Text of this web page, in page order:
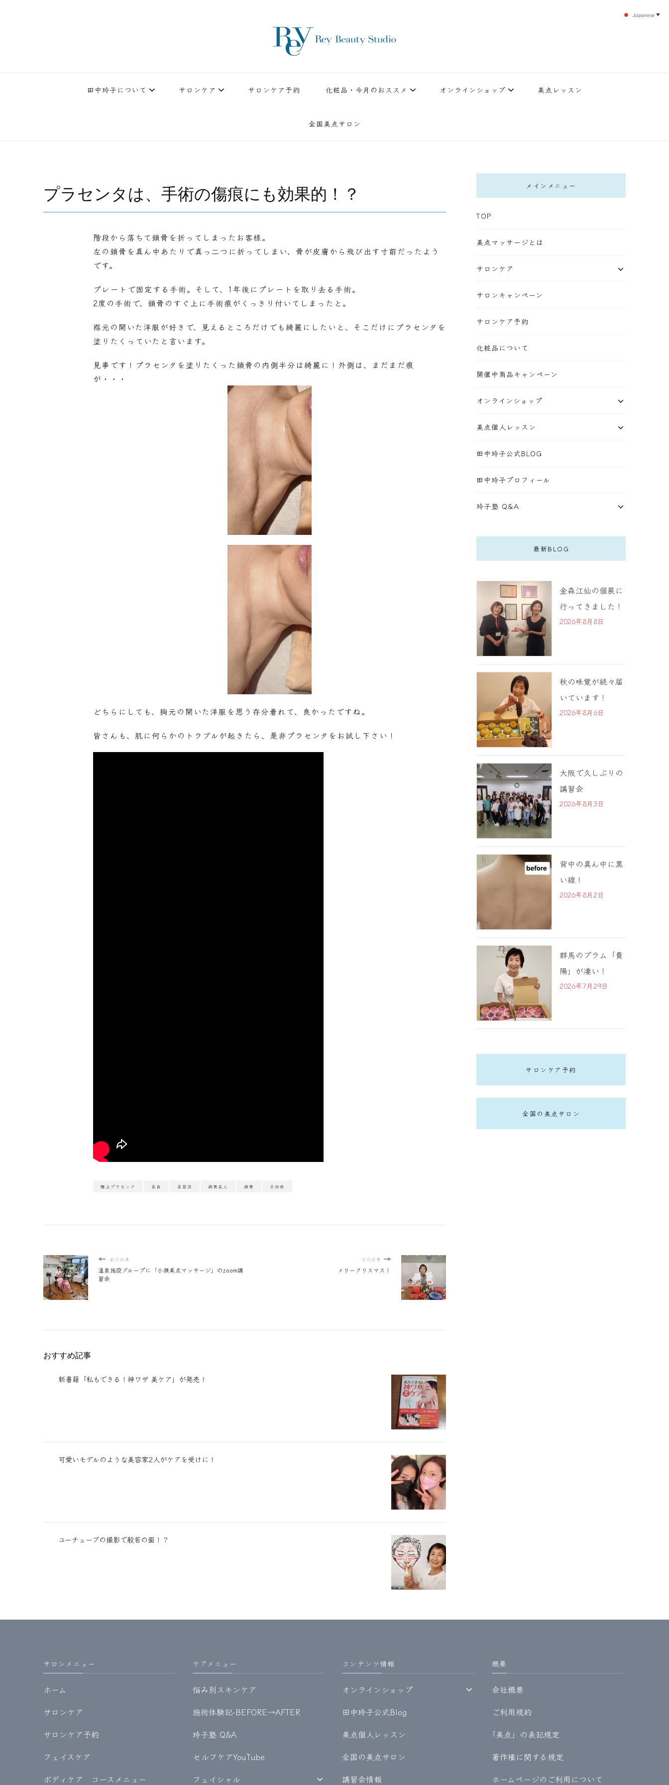
田中玲子について サロンケア サロンケア予約 化粧品・今月のおススメ オンラインショップ 美点レッスン
全国美点サロン
プラセンタは、手術の傷痕にも効果的！？
階段から落ちて鎖骨を折ってしまったお客様。
左の鎖骨を真ん中あたりで真っ二つに折ってしまい、骨が皮膚から飛び出す寸前だったよう
です。
プレートで固定する手術。そして、1年後にプレートを取り去る手術。
2度の手術で、鎖骨のすぐ上に手術痕がくっきり付いてしまったと。
襟元の開いた洋服が好きで、見えるところだけでも綺麗にしたいと、そこだけにプラセンタを
塗りたくっていたと言います。
見事です！プラセンタを塗りたくった鎖骨の内側半分は綺麗に！外側は、まだまだ痕
が・・・
どちらにしても、胸元の開いた洋服を思う存分着れて、良かったですね。
皆さんも、肌に何らかのトラブルが起きたら、是非プラセンタをお試し下さい！
極上プラセンタ 美白 美容液 鎖骨美人 鎖骨 手術痕
前の記事
温泉施設グループに「小顔美点マッサージ」のzoom講
習会
次の記事
メリークリスマス！
おすすめ記事
新書籍「私もできる！神ワザ 美ケア」が発売！
可愛いモデルのような美容家2人がケアを受けに！
ユーチューブの撮影で般若の面！？
メインメニュー
TOP
美点マッサージとは
サロンケア
サロンキャンペーン
サロンケア予約
化粧品について
開催中商品キャンペーン
オンラインショップ
美点個人レッスン
田中玲子公式BLOG
田中玲子プロフィール
玲子塾 Q&A
最新BLOG
金森江仙の個展に
行ってきました！
2026年8月8日
秋の味覚が続々届
いています！
2026年8月6日
大阪で久しぶりの
講習会
2026年8月3日
背中の真ん中に黒
い線！
2026年8月2日
群馬のプラム「貴
陽」が凄い！
2026年7月29日
サロンケア予約
全国の美点サロン
サロンメニュー
ホーム
サロンケア
サロンケア予約
フェイスケア
ボディケア コースメニュー
ケアメニュー
悩み別スキンケア
施術体験記-BEFORE→AFTER
玲子塾 Q&A
セルフケアYouTube
フェイシャル
コンテンツ情報
オンラインショップ
田中玲子公式Blog
美点個人レッスン
全国の美点サロン
講習会情報
概要
会社概要
ご利用規約
｢美点」の表記規定
著作権に関する規定
ホームページのご利用について
Japanese ▼